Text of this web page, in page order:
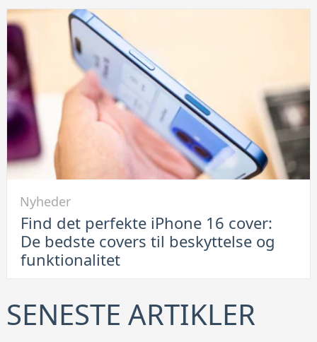
Hvorfor
leje
af
container
er
en
smart
løsning
Find
det
perfekte
16
cover:
Nyheder
Find det perfekte iPhone 16 cover:
De bedste covers til beskyttelse og
funktionalitet
SENESTE ARTIKLER